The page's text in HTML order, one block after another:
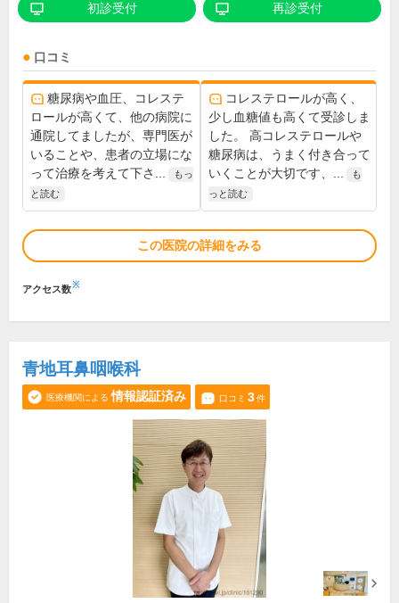
初診受付 再診受付
口コミ
糖尿病や血圧、コレステ
ロールが高くて、他の病院に
通院してましたが、専門医が
いることや、患者の立場にな
って治療を考えて下さ...
もっ
と読む
コレステロールが高く、
少し血糖値も高くて受診しま
した。 高コレステロールや
糖尿病は、うまく付き合って
いくことが大切です、...
も
っと読む
この医院の詳細をみる
アクセス数※
青地耳鼻咽喉科
医療機関による 情報認証済み 口コミ 3件